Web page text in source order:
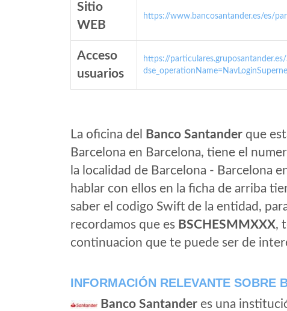
Sitio
WEB
https://www.bancosantander.es/es/
Acceso
usuarios
https://
La oficina del Banco Santander que
Barcelona en Barcelona, tiene el
la localidad de Barcelona - Barcelona
hablar con ellos en la ficha de arriba
saber el codigo Swift de la entidad,
recordamos que es BSCHESMMXXX,
continuacion que te puede ser de
INFORMACIÓN RELEVANTE SOBRE
Banco Santander es una